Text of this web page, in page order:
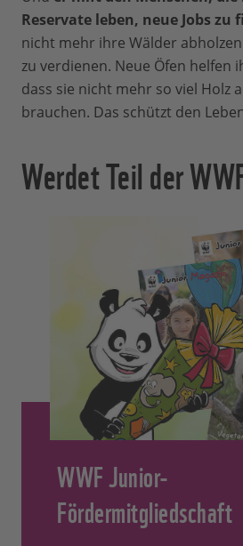
Reservate leben, neue Jobs zu
nicht mehr ihre Wälder
zu verdienen. Neue Öfen helfen
dass sie nicht mehr so viel Holz
brauchen. Das schützt den
Werdet Teil der
WWF Junior-
Fördermitgliedschaft